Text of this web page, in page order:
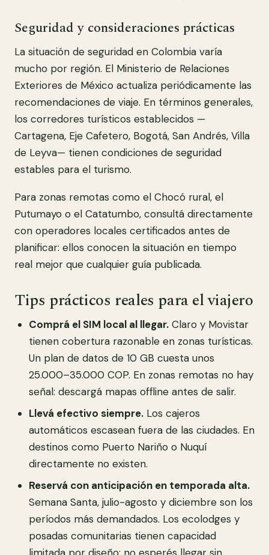
Seguridad y consideraciones prácticas
La situación de seguridad en Colombia varía
mucho por región. El Ministerio de Relaciones
Exteriores de México actualiza periódicamente las
recomendaciones de viaje. En términos generales,
los corredores turísticos establecidos —
Cartagena, Eje Cafetero, Bogotá, San Andrés, Villa
de Leyva— tienen condiciones de seguridad
estables para el turismo.
Para zonas remotas como el Chocó rural, el
Putumayo o el Catatumbo, consultá directamente
con operadores locales certificados antes de
planificar: ellos conocen la situación en tiempo
real mejor que cualquier guía publicada.
Tips prácticos reales para el viajero
Comprá el SIM local al llegar. Claro y Movistar
tienen cobertura razonable en zonas turísticas.
Un plan de datos de 10 GB cuesta unos
25.000–35.000 COP. En zonas remotas no hay
señal: descargá mapas offline antes de salir.
Llevá efectivo siempre. Los cajeros
automáticos escasean fuera de las ciudades. En
destinos como Puerto Nariño o Nuquí
directamente no existen.
Reservá con anticipación en temporada alta.
Semana Santa, julio-agosto y diciembre son los
períodos más demandados. Los ecolodges y
posadas comunitarias tienen capacidad